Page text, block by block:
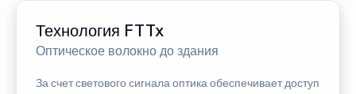
Технология FTTx
Оптическое волокно до здания
За счет светового сигнала оптика обеспечивает доступ